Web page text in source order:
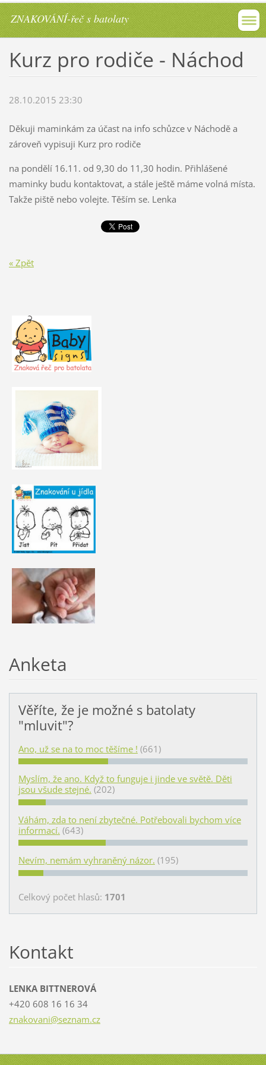
ZNAKOVÁNÍ-řeč s batolaty
Kurz pro rodiče - Náchod
28.10.2015 23:30
Děkuji maminkám za účast na info schůzce v Náchodě a
zároveň vypisuji Kurz pro rodiče
na pondělí 16.11. od 9,30 do 11,30 hodin. Přihlášené
maminky budu kontaktovat, a stále ještě máme volná místa.
Takže piště nebo volejte. Těším se. Lenka
« Zpět
Anketa
Věříte, že je možné s batolaty
"mluvit"?
Ano, už se na to moc těšíme ! (661)
Myslím, že ano. Když to funguje i jinde ve světě. Děti
jsou všude stejné. (202)
Váhám, zda to není zbytečné. Potřebovali bychom více
informací. (643)
Nevím, nemám vyhraněný názor. (195)
Celkový počet hlasů: 1701
Kontakt
LENKA BITTNEROVÁ
+420 608 16 16 34
znakovani@seznam.cz